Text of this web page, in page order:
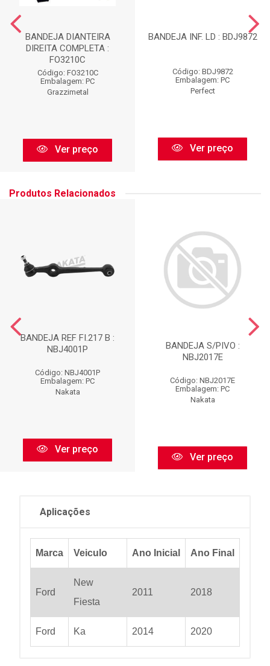
BANDEJA DIANTEIRA
DIREITA COMPLETA :
FO3210C
Código: FO3210C
Embalagem: PC
Grazzimetal
Ver preço
BANDEJA INF. LD : BDJ9872
Código: BDJ9872
Embalagem: PC
Perfect
Ver preço
Produtos Relacionados
BANDEJA REF FI.217 B :
NBJ4001P
Código: NBJ4001P
Embalagem: PC
Nakata
Ver preço
BANDEJA S/PIVO :
NBJ2017E
Código: NBJ2017E
Embalagem: PC
Nakata
Ver preço
Aplicações
Marca Veiculo Ano Inicial Ano Final
Ford
New
Fiesta
2011 2018
Ford Ka 2014 2020